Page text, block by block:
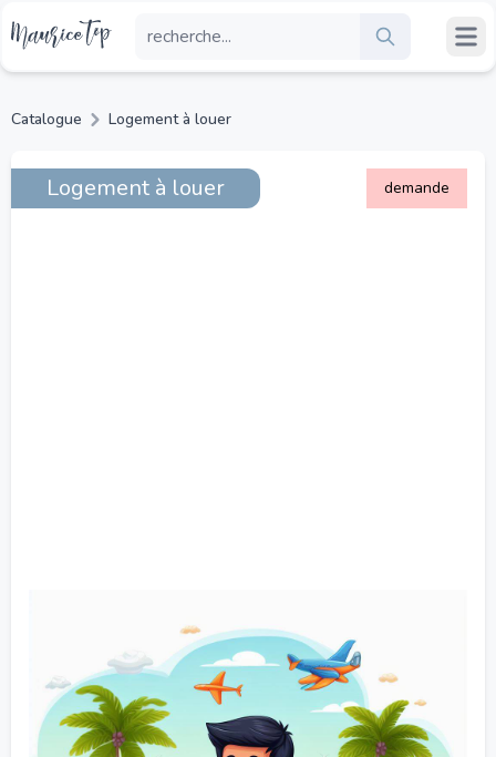
Catalogue Logement à louer
Logement à louer demande